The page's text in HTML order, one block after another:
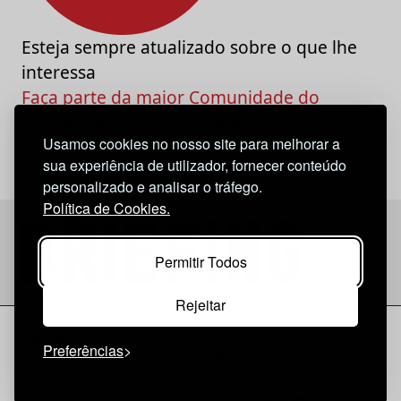
Usamos cookies no nosso site para melhorar a
sua experiência de utilizador, fornecer conteúdo
personalizado e analisar o tráfego.
Política de Cookies.
Permitir Todos
Rejeitar
Preferências
Esteja sempre atualizado sobre o que lhe
interessa
Faça parte da maior Comunidade do
Política de Cookies